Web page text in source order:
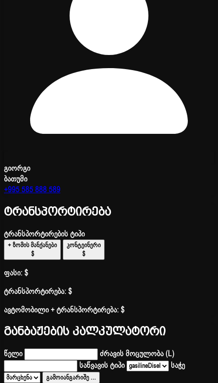
გიორგი
ბათუმი
+995 585 888 589
ტრანსპორტირება
ტრანსპორტირების ტიპი
+ ზომის მანქანები
$
კონტეინერი
$
ფასი:$
ტრანსპორტირება:$
ავტომობილი + ტრანსპორტირება:$
განბაჟების კალკულატორი
წელი
ძრავის მოცულობა (L)
საწვავის ტიპი
საჭე
გამოიანგარიშე …